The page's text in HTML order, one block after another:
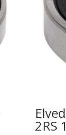
2RS